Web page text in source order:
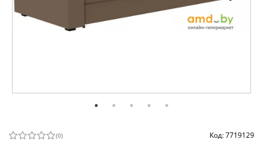
(0) Код: 7719129